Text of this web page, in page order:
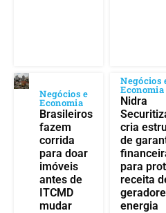
Negócios e
Economia
Brasileiros
fazem
corrida
para doar
imóveis
antes de
ITCMD
mudar
Negócios
Economia
Nidra
cria
de
para
receita
energia